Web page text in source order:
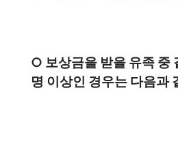
○ 보상금을 받을 유족 중
명 이상인 경우는 다음과